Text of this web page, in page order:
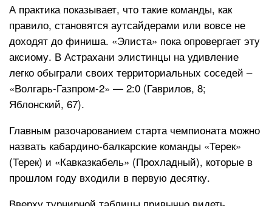
А практика показывает, что такие команды, как
правило, становятся аутсайдерами или вовсе не
доходят до финиша. «Элиста» пока опровергает эту
аксиому. В Астрахани элистинцы на удивление
легко обыграли своих территориальных соседей –
«Волгарь-Газпром-2» — 2:0 (Гаврилов, 8;
Яблонский, 67).
Главным разочарованием старта чемпионата можно
назвать кабардино-балкарские команды «Терек»
(Терек) и «Кавказкабель» (Прохладный), которые в
прошлом году входили в первую десятку.